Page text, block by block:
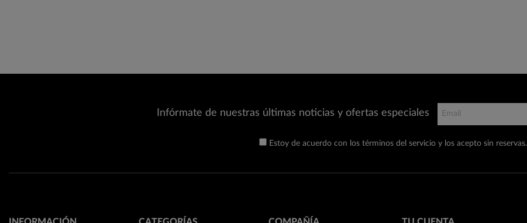
Infórmate de nuestras últimas noticias y ofertas especiales
Estoy de acuerdo con los términos del servicio y los acepto sin reservas.